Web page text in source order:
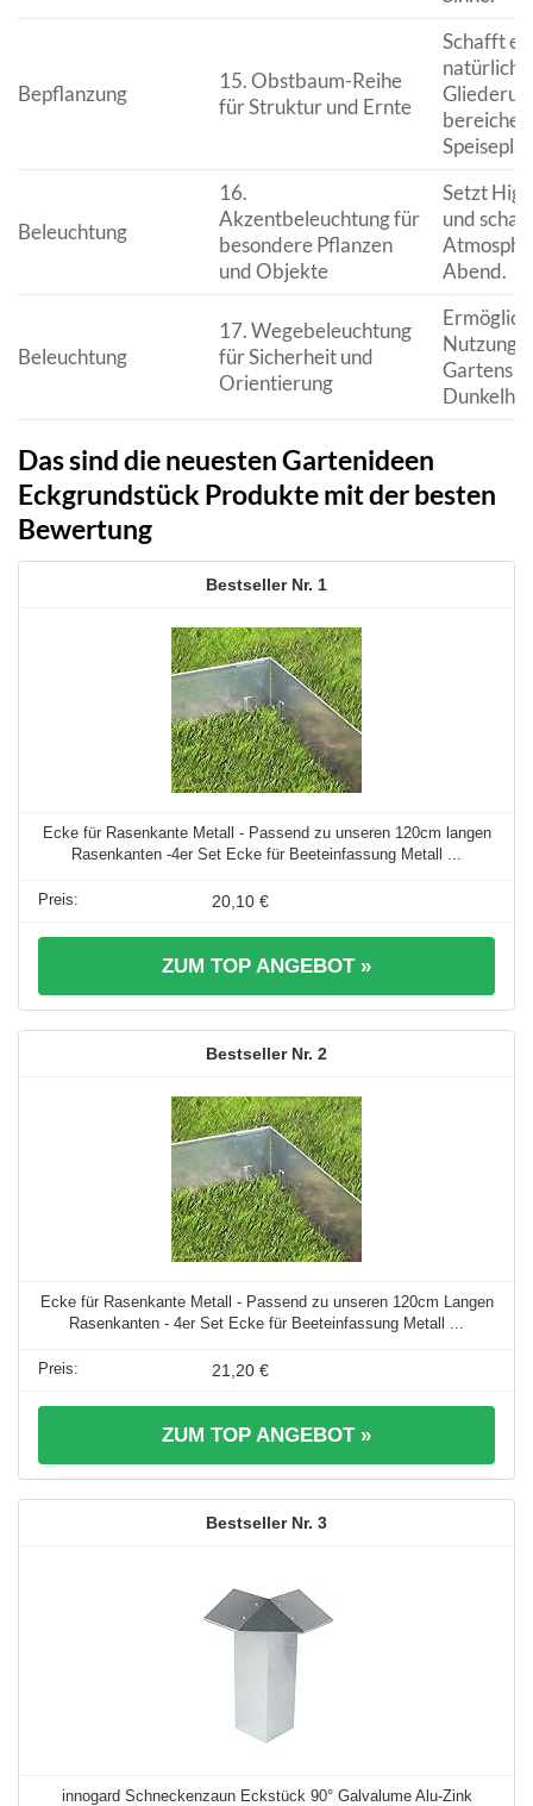
Bepflanzung
15. Obstbaum-Reihe
für Struktur und Ernte
Schafft
natürliche
Beleuchtung
16.
Akzentbeleuchtung für
besondere Pflanzen
und Objekte
Setzt
und
Abend.
Beleuchtung
17. Wegebeleuchtung
für Sicherheit und
Orientierung
Nutzung
Gartens
Das sind die neuesten Gartenideen
Eckgrundstück Produkte mit der besten
Bewertung
1
Ecke für Rasenkante Metall - Passend zu unseren 120cm langen
Rasenkanten -4er Set Ecke für Beeteinfassung Metall ...
20,10 €
ZUM TOP ANGEBOT »
2
Ecke für Rasenkante Metall - Passend zu unseren 120cm Langen
Rasenkanten - 4er Set Ecke für Beeteinfassung Metall ...
21,20 €
ZUM TOP ANGEBOT »
3
innogard Schneckenzaun Eckstück 90° Galvalume Alu-Zink